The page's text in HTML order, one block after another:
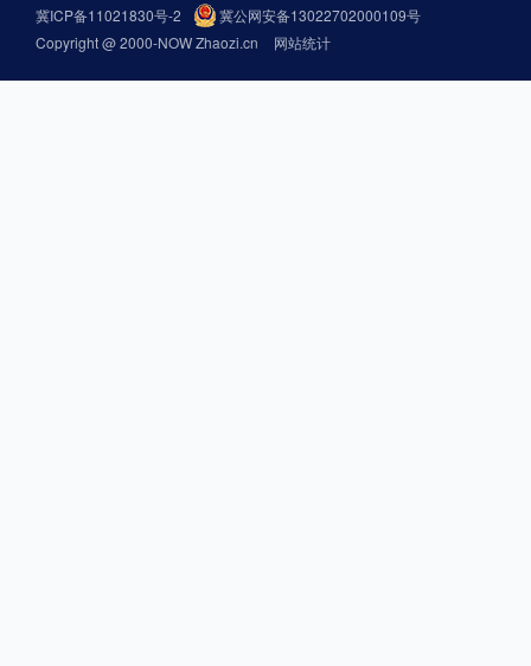
冀ICP备11021830号-2
冀公网安备13022702000109号
Copyright @ 2000-NOW Zhaozi.cn
网站统计